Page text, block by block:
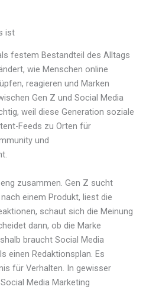
ist
festem Bestandteil des Alltags
wie Menschen online
reagieren und Marken
Gen Z und Social Media
weil diese Generation soziale
Feeds zu Orten für
und
zusammen. Gen Z sucht
einem Produkt, liest die
schaut sich die Meinung
dann, ob die Marke
braucht Social Media
einen Redaktionsplan. Es
für Verhalten. In gewisser
Media Marketing